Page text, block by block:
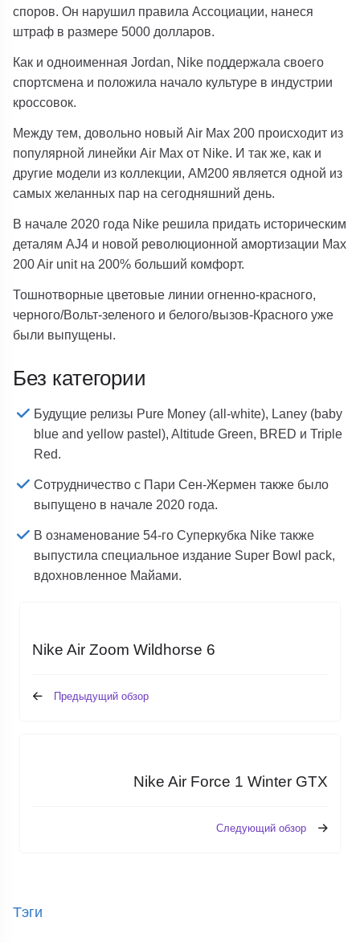
споров. Он нарушил правила Ассоциации, нанеся
штраф в размере 5000 долларов.
Как и одноименная Jordan, Nike поддержала своего
спортсмена и положила начало культуре в индустрии
кроссовок.
Между тем, довольно новый Air Max 200 происходит из
популярной линейки Air Max от Nike. И так же, как и
другие модели из коллекции, AM200 является одной из
самых желанных пар на сегодняшний день.
В начале 2020 года Nike решила придать историческим
деталям AJ4 и новой революционной амортизации Max
200 Air unit на 200% больший комфорт.
Тошнотворные цветовые линии огненно-красного,
черного/Вольт-зеленого и белого/вызов-Красного уже
были выпущены.
Без категории
Будущие релизы Pure Money (all-white), Laney (baby
blue and yellow pastel), Altitude Green, BRED и Triple
Red.
Сотрудничество с Пари Сен-Жермен также было
выпущено в начале 2020 года.
В ознаменование 54-го Суперкубка Nike также
выпустила специальное издание Super Bowl pack,
вдохновленное Майами.
Nike Air Zoom Wildhorse 6
Предыдущий обзор
Nike Air Force 1 Winter GTX
Следующий обзор
Тэги